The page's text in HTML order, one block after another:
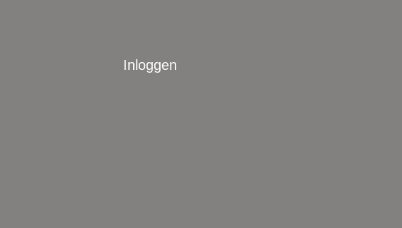
Inloggen